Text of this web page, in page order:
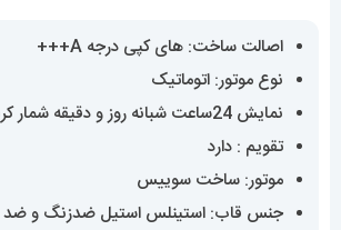
اصالت ساخت: های کپی درجه A+++
نوع موتور: اتوماتیک
نمایش 24ساعت شبانه روز و دقیقه شمار کرنوگراف
تقویم : دارد
موتور: ساخت سوییس
جنس قاب: استینلس استیل ضدزنگ و